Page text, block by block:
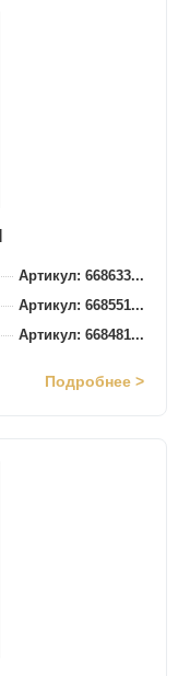
Артикул: 668633...
Артикул: 668551...
Артикул: 668481...
Подробнее >